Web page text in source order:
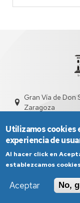
Gran Vía de Don
Zaragoza
Aviso Legal
Política de
Utilizamos cookies
experiencia de
Al hacer click en
establezcamos
Aceptar
No,